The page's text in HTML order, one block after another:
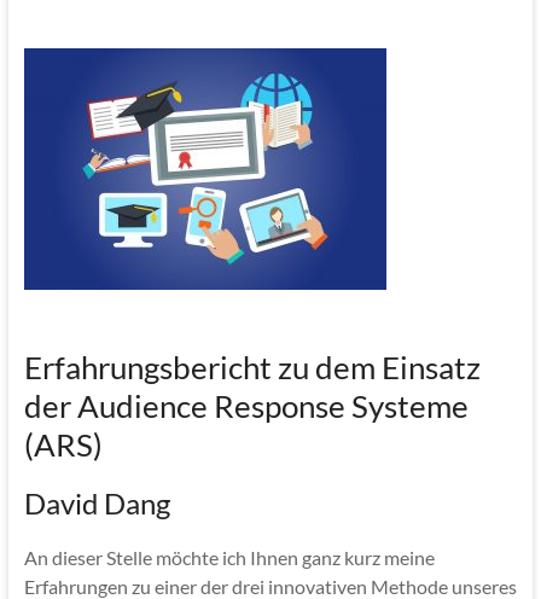
Erfahrungsbericht zu dem Einsatz
der Audience Response Systeme
(ARS)
David Dang
An dieser Stelle möchte ich Ihnen ganz kurz meine
Erfahrungen zu einer der drei innovativen Methode unseres